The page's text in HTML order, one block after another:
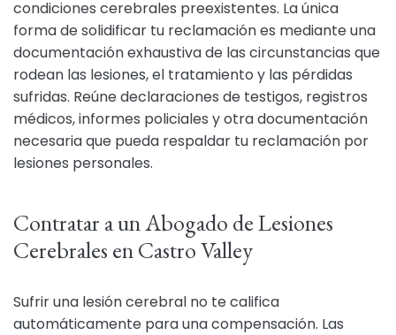
condiciones cerebrales preexistentes. La única
forma de solidificar tu reclamación es mediante una
documentación exhaustiva de las circunstancias que
rodean las lesiones, el tratamiento y las pérdidas
sufridas. Reúne declaraciones de testigos, registros
médicos, informes policiales y otra documentación
necesaria que pueda respaldar tu reclamación por
lesiones personales.
Contratar a un Abogado de Lesiones
Cerebrales en Castro Valley
Sufrir una lesión cerebral no te califica
automáticamente para una compensación. Las